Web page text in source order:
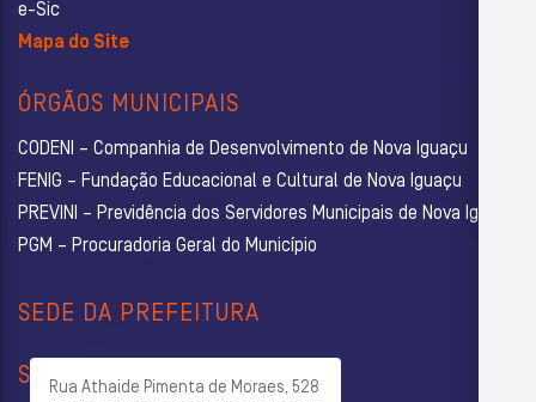
e-Sic
Mapa do Site
ÓRGÃOS MUNICIPAIS
CODENI – Companhia de Desenvolvimento de Nova Iguaçu
FENIG – Fundação Educacional e Cultural de Nova Iguaçu
PREVINI – Previdência dos Servidores Municipais de Nova Iguaçu
PGM – Procuradoria Geral do Município
SEDE DA PREFEITURA
Rua Athaide Pimenta de Moraes, 528
SECRETARIAS